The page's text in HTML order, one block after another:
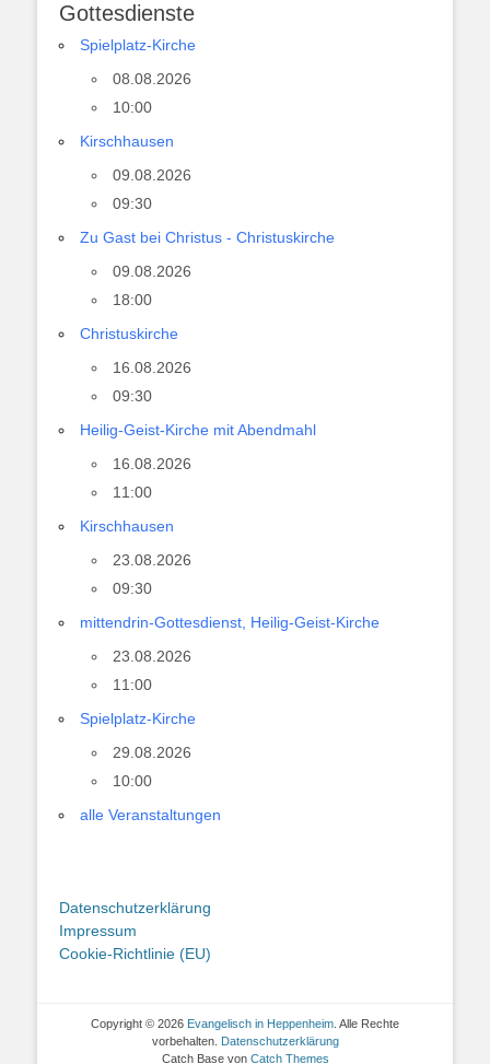
Gottesdienste
Spielplatz-Kirche
08.08.2026
10:00
Kirschhausen
09.08.2026
09:30
Zu Gast bei Christus - Christuskirche
09.08.2026
18:00
Christuskirche
16.08.2026
09:30
Heilig-Geist-Kirche mit Abendmahl
16.08.2026
11:00
Kirschhausen
23.08.2026
09:30
mittendrin-Gottesdienst, Heilig-Geist-Kirche
23.08.2026
11:00
Spielplatz-Kirche
29.08.2026
10:00
alle Veranstaltungen
Datenschutzerklärung
Impressum
Cookie-Richtlinie (EU)
Copyright © 2026 Evangelisch in Heppenheim . Alle Rechte
vorbehalten. Datenschutzerklärung
Catch Base von Catch Themes